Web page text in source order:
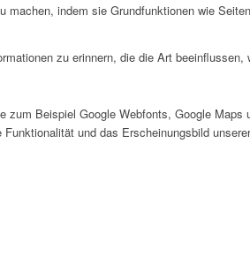
machen, indem sie Grundfunktionen wie
zu erinnern, die die Art
Beispiel Google Webfonts, Google
und das Erscheinungsbild